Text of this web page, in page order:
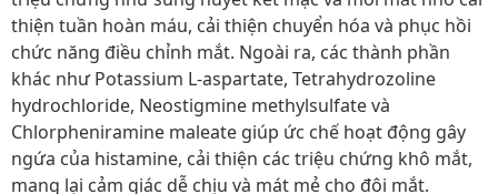
thiện tuần hoàn máu, cải thiện chuyển hóa và phục hồi
chức năng điều chỉnh mắt. Ngoài ra, các thành phần
khác như Potassium L-aspartate, Tetrahydrozoline
hydrochloride, Neostigmine methylsulfate và
Chlorpheniramine maleate giúp ức chế hoạt động gây
ngứa của histamine, cải thiện các triệu chứng khô mắt,
mang lại cảm giác dễ chịu và mát mẻ cho đôi mắt.